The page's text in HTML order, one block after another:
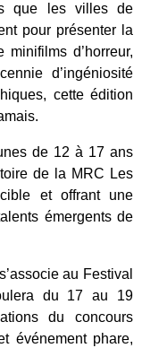
que les villes de
pour présenter la
d’horreur,
d’ingéniosité
cette édition
de 12 à 17 ans
de la MRC Les
et offrant une
émergents de
au Festival
du 17 au 19
du concours
événement phare,